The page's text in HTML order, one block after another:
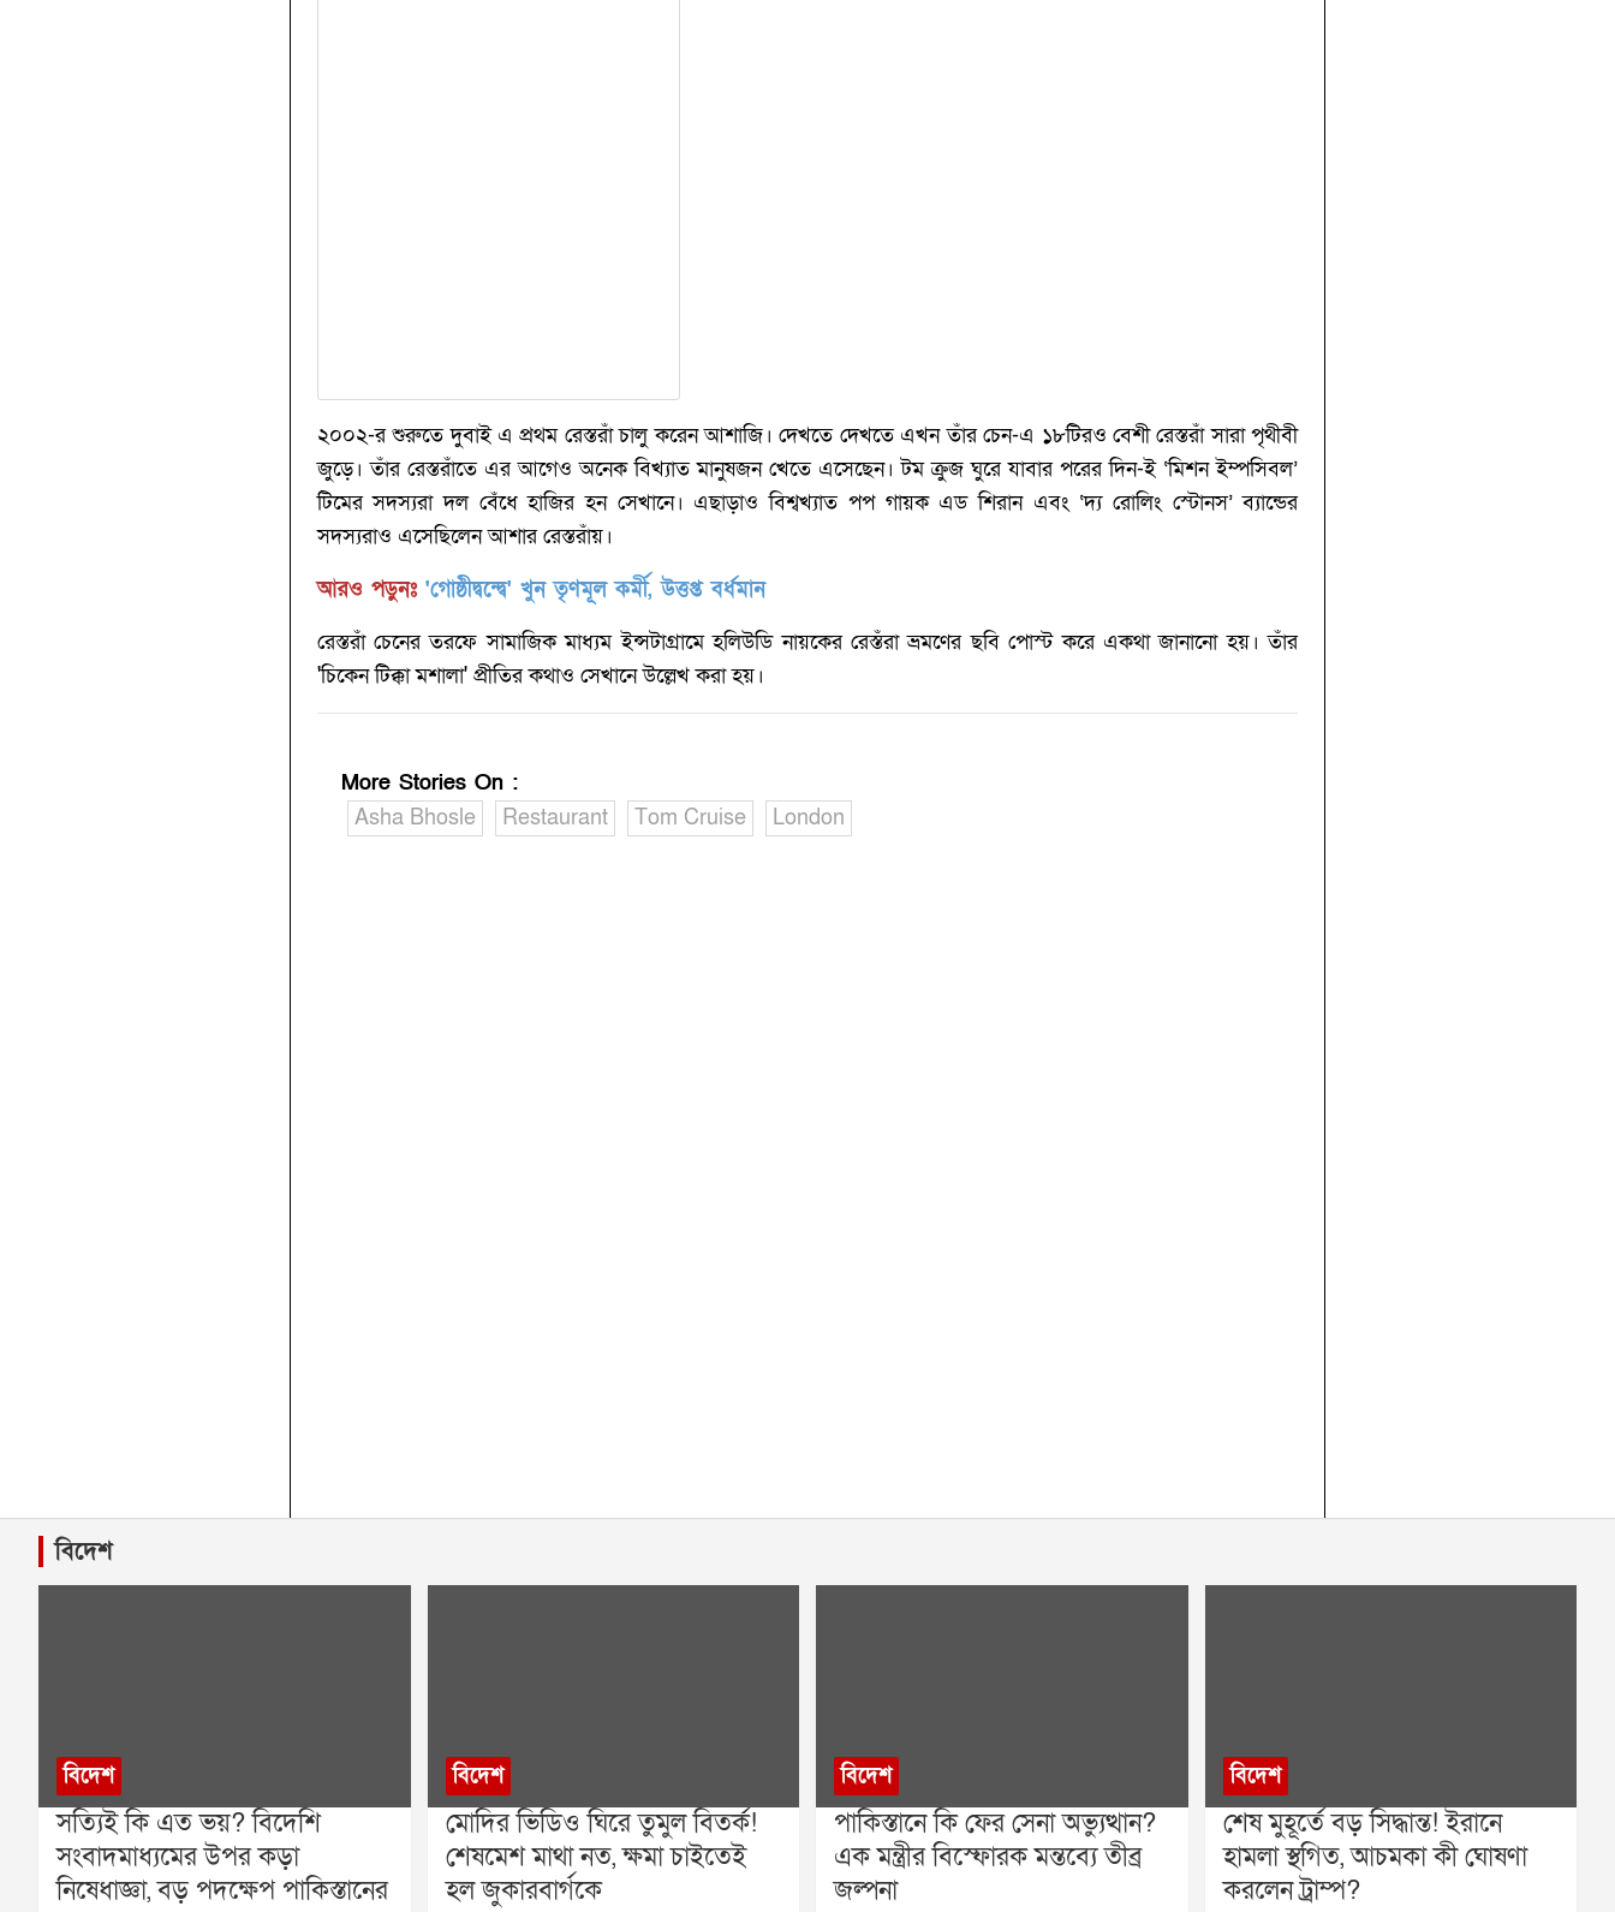
২০০২-র শুরুতে দুবাই এ প্রথম রেস্তরাঁ চালু করেন আশাজি। দেখতে দেখতে এখন তাঁর চেন-এ ১৮টিরও বেশী রেস্তরাঁ সারা পৃথীবী
জুড়ে। তাঁর রেস্তরাঁতে এর আগেও অনেক বিখ্যাত মানুষজন খেতে এসেছেন। টম ক্রুজ ঘুরে যাবার পরের দিন-ই ‘মিশন ইম্পসিবল’
টিমের সদস্যরা দল বেঁধে হাজির হন সেখানে। এছাড়াও বিশ্বখ্যাত পপ গায়ক এড শিরান এবং ‘দ্য রোলিং স্টোনস’ ব্যান্ডের
সদস্যরাও এসেছিলেন আশার রেস্তরাঁয়।
আরও পড়ুনঃ 'গোষ্ঠীদ্বন্দ্বে' খুন তৃণমূল কর্মী, উত্তপ্ত বর্ধমান
রেস্তরাঁ চেনের তরফে সামাজিক মাধ্যম ইন্সটাগ্রামে হলিউডি নায়কের রেস্তঁরা ভ্রমণের ছবি পোস্ট করে একথা জানানো হয়। তাঁর
'চিকেন টিক্কা মশালা' প্রীতির কথাও সেখানে উল্লেখ করা হয়।
More Stories On :
Asha Bhosle
Restaurant Tom Cruise London
বিদেশ
বিদেশ
সত্যিই কি এত ভয়? বিদেশি
সংবাদমাধ্যমের উপর কড়া
নিষেধাজ্ঞা, বড় পদক্ষেপ পাকিস্তানের
বিদেশ
মোদির ভিডিও ঘিরে তুমুল বিতর্ক!
শেষমেশ মাথা নত, ক্ষমা চাইতেই
হল জুকারবার্গকে
বিদেশ
পাকিস্তানে কি ফের সেনা অভ্যুত্থান?
এক মন্ত্রীর বিস্ফোরক মন্তব্যে তীব্র
জল্পনা
বিদেশ
শেষ মুহূর্তে বড় সিদ্ধান্ত! ইরানে
হামলা স্থগিত, আচমকা কী ঘোষণা
করলেন ট্রাম্প?